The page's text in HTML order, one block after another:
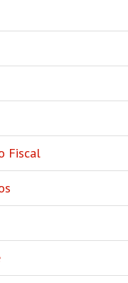
Fiscal